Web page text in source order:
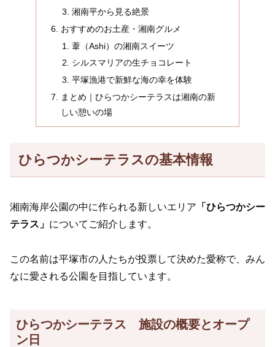
湘南平から見る絶景
おすすめのお土産・湘南グルメ
葦（Ashi）の湘南スイーツ
シルスマリアの生チョコレート
平塚漁港で新鮮な海の幸を体験
まとめ｜ひらつかシーテラスは湘南の新
しい憩いの場
ひらつかシーテラスの基本情報
湘南海岸公園の中に作られる新しいエリア 「ひらつかシー
テラス」 についてご紹介します。
この名前は平塚市の人たちが投票して決めた愛称で、みん
なに愛される公園を目指しています。
ひらつかシーテラス 施設の概要とオープ
ン日